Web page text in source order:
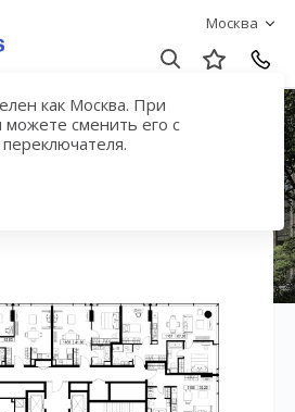
Москва
как Москва. При
сменить его с
жилого комплекса